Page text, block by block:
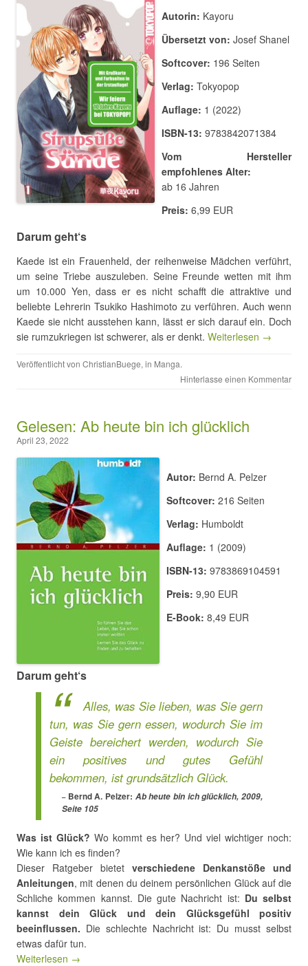
Autorin: Kayoru
Übersetzt von: Josef Shanel
Softcover: 196 Seiten
Verlag: Tokyopop
Auflage: 1 (2022)
ISBN-13: 9783842071384
Vom Hersteller
empfohlenes Alter:
ab 16 Jahren
Preis: 6,99 EUR
Darum geht‘s
Kaede ist ein Frauenheld, der reihenweise Mädchen verführt,
um seine Triebe auszuleben. Seine Freunde wetten mit ihm
um 10.000 Yen, dass er es nicht schafft die attraktive und
beliebte Lehrerin Tsukiko Hashimoto zu verführen. Auch wenn
Kaede sie nicht ausstehen kann, lässt er sich darauf ein. Doch
sie rumzukriegen ist schwerer, als er denkt. Weiterlesen →
Veröffentlicht von ChristianBuege, in Manga.
Hinterlasse einen Kommentar
Gelesen: Ab heute bin ich glücklich
April 23, 2022
Autor: Bernd A. Pelzer
Softcover: 216 Seiten
Verlag: Humboldt
Auflage: 1 (2009)
ISBN-13: 9783869104591
Preis: 9,90 EUR
E-Book: 8,49 EUR
Darum geht‘s
Alles, was Sie lieben, was Sie gern
tun, was Sie gern essen, wodurch Sie im
Geiste bereichert werden, wodurch Sie
ein positives und gutes Gefühl
bekommen, ist grundsätzlich Glück.
Bernd A. Pelzer: Ab heute bin ich glücklich, 2009,
Seite 105
Was ist Glück? Wo kommt es her? Und viel wichtiger noch:
Wie kann ich es finden?
Dieser Ratgeber bietet verschiedene Denkanstöße und
Anleitungen, mit denen du deinem persönlichen Glück auf die
Schliche kommen kannst. Die gute Nachricht ist: Du selbst
kannst dein Glück und dein Glücksgefühl positiv
beeinflussen. Die schlechte Nachricht ist: Du musst selbst
etwas dafür tun.
Weiterlesen →